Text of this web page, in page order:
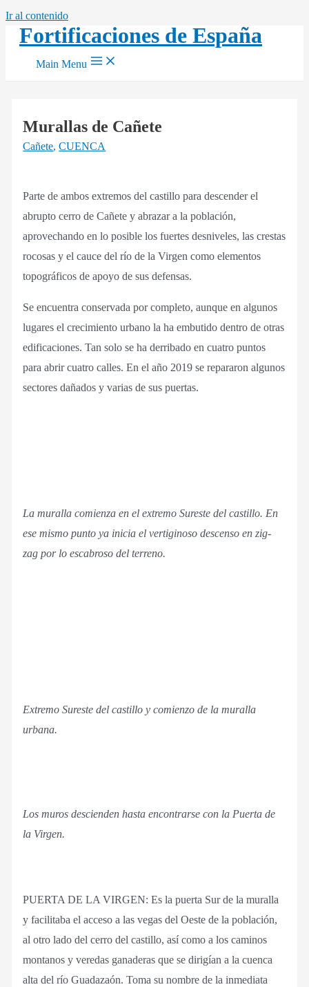
Ir al contenido
Fortificaciones de España
Main Menu
Murallas de Cañete
Cañete,CUENCA
Parte de ambos extremos del castillo para descender el
abrupto cerro de Cañete y abrazar a la población,
aprovechando en lo posible los fuertes desniveles, las crestas
rocosas y el cauce del río de la Virgen como elementos
topográficos de apoyo de sus defensas.
Se encuentra conservada por completo, aunque en algunos
lugares el crecimiento urbano la ha embutido dentro de otras
edificaciones. Tan solo se ha derribado en cuatro puntos
para abrir cuatro calles. En el año 2019 se repararon algunos
sectores dañados y varias de sus puertas.
La muralla comienza en el extremo Sureste del castillo. En
ese mismo punto ya inicia el vertiginoso descenso en zig-
zag por lo escabroso del terreno.
Extremo Sureste del castillo y comienzo de la muralla
urbana.
Los muros descienden hasta encontrarse con la Puerta de
la Virgen.
PUERTA DE LA VIRGEN: Es la puerta Sur de la muralla
y facilitaba el acceso a las vegas del Oeste de la población,
al otro lado del cerro del castillo, así como a los caminos
montanos y veredas ganaderas que se dirigían a la cuenca
alta del río Guadazaón. Toma su nombre de la inmediata